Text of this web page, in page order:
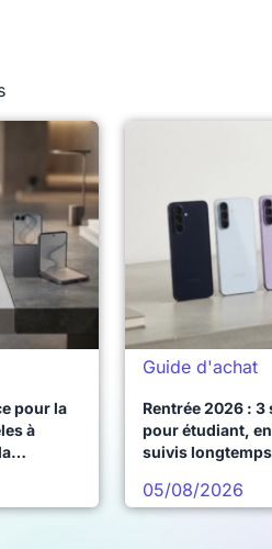
pour la
à
Guide d'achat
Rentrée 2026 :
pour étudiant,
suivis longtemps
05/08/2026